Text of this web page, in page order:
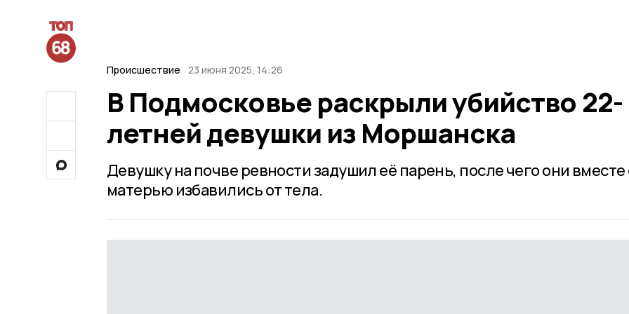
Происшествие 23 июня 2025, 14:26
В Подмосковье раскрыли убийство 22-
летней девушки из Моршанска
Девушку на почве ревности задушил её парень, после чего они вместе
матерью избавились от тела.